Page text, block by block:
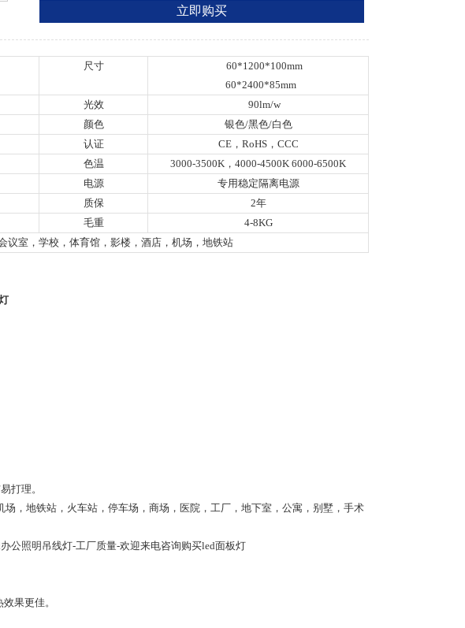
立即购买
尺寸
60*1200*100mm
60*2400*85mm
光效
90lm/w
颜色
银色/黑色/白色
认证
CE，RoHS，CCC
色温
3000-3500K，4000-4500K 6000-6500K
电源
专用稳定隔离电源
质保
2年
毛重
4-8KG
议室，学校，体育馆，影楼，酒店，机场，地铁站
打理。
，地铁站，火车站，停车场，商场，医院，工厂，地下室，公寓，别墅，手术
公照明吊线灯-工厂质量-欢迎来电咨询购买led面板灯
果更佳。